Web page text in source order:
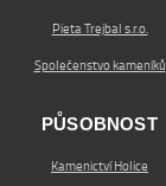
Pieta Trejbal s.r.o.
Společenstvo kameníků
PŮSOBNOST
Kamenictví Holice